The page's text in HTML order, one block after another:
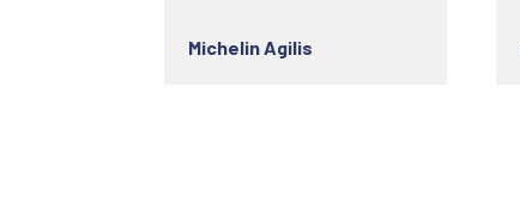
Michelin Agilis